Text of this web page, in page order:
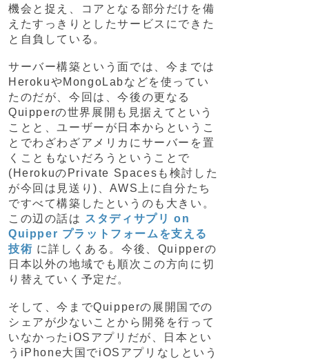
機会と捉え、コアとなる部分だけを備
えたすっきりとしたサービスにできた
と自負している。
サーバー構築という面では、今までは
HerokuやMongoLabなどを使ってい
たのだが、今回は、今後の更なる
Quipperの世界展開も見据えてという
ことと、ユーザーが日本からというこ
とでわざわざアメリカにサーバーを置
くこともないだろうということで
(HerokuのPrivate Spacesも検討した
が今回は見送り)、AWS上に自分たち
ですべて構築したというのも大きい。
この辺の話は スタディサプリ on
Quipper プラットフォームを支える
技術 に詳しくある。今後、Quipperの
日本以外の地域でも順次この方向に切
り替えていく予定だ。
そして、今までQuipperの展開国での
シェアが少ないことから開発を行って
いなかったiOSアプリだが、日本とい
うiPhone大国でiOSアプリなしという